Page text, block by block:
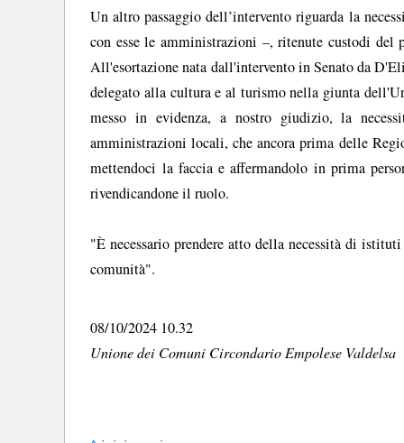
Un altro passaggio dell’intervento riguarda la
con esse le amministrazioni –, ritenute custodi
All'esortazione nata dall'intervento in Senato da
delegato alla cultura e al turismo nella giunta
messo in evidenza, a nostro giudizio, la
amministrazioni locali, che ancora prima delle
mettendoci la faccia e affermandolo in prima
rivendicandone il ruolo.
"È necessario prendere atto della necessità di
comunità".
08/10/2024 10.32
Unione dei Comuni Circondario Empolese Valdelsa